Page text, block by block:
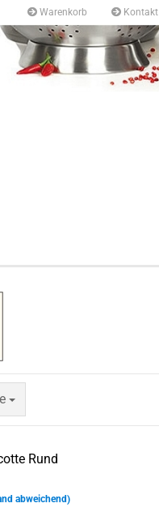
Warenkorb Kontakt
Rund
abweichend)